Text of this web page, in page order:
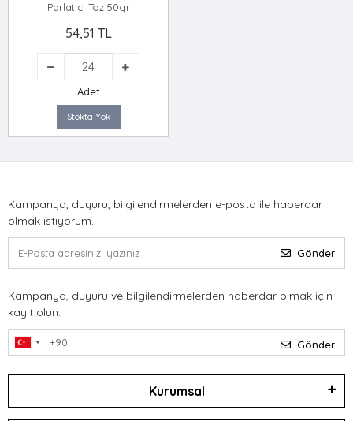
Parlatici Toz 50gr
54,51 TL
Adet
Stokta Yok
Kampanya, duyuru, bilgilendirmelerden e-posta ile haberdar
olmak istiyorum.
Gönder
Kampanya, duyuru ve bilgilendirmelerden haberdar olmak için
kayıt olun.
Gönder
Kurumsal